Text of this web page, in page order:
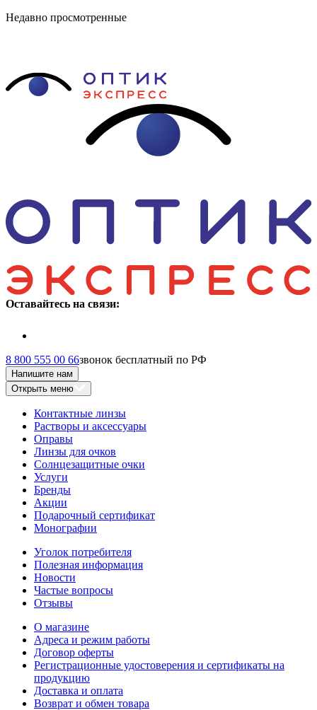
Недавно просмотренные
Оставайтесь на связи:
8 800 555 00 66звонок бесплатный по РФ
Напишите нам
Открыть меню
Контактные линзы
Растворы и аксессуары
Оправы
Линзы для очков
Солнцезащитные очки
Услуги
Бренды
Акции
Подарочный сертификат
Монографии
Уголок потребителя
Полезная информация
Новости
Частые вопросы
Отзывы
О магазине
Адреса и режим работы
Договор оферты
Регистрационные удостоверения и сертификаты на
продукцию
Доставка и оплата
Возврат и обмен товара